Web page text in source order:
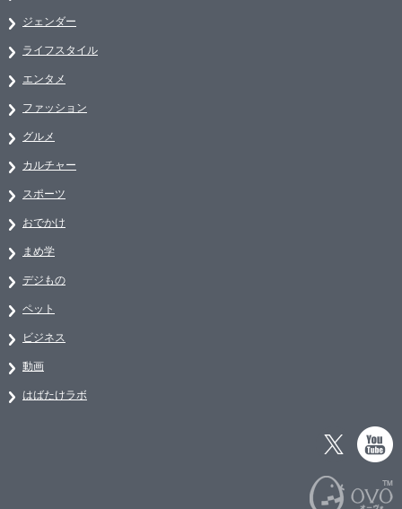
ジェンダー
ライフスタイル
エンタメ
ファッション
グルメ
カルチャー
スポーツ
おでかけ
まめ学
デジもの
ペット
ビジネス
動画
はばたけラボ